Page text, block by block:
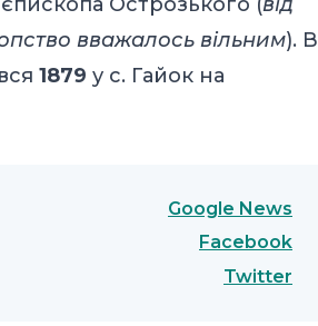
вважалось вільним). В
1879 у с. Гайок на
Google News
Facebook
Twitter